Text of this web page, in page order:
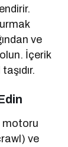
ve
İçerik
motoru
ve